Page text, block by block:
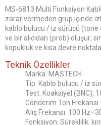
MS-6813 Multi Fonksiyon
zarar vermeden grup içinde
kablo bulucu / iz sürücü (tone
ve bir alıcıdan (prob) oluşur;
kopukluk ve kısa devre
Teknik Özellikler
Marka: MASTECH
Tip: Kablo bulucu / iz
Test: Koaksiyel (BNC),
Gönderim Ton
Alış Frekansı: 100
Fonksiyon: Süreklilik,